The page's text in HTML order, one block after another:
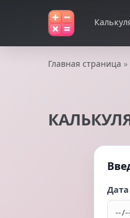
Главная страница »